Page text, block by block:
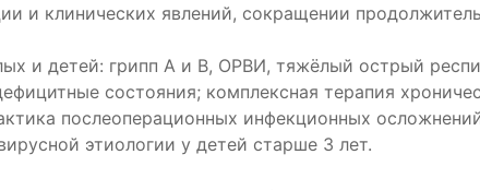
и клинических явлений, сокращении
и детей: грипп А и В, ОРВИ, тяжёлый острый
состояния; комплексная терапия
послеоперационных инфекционных
этиологии у детей старше 3 лет.